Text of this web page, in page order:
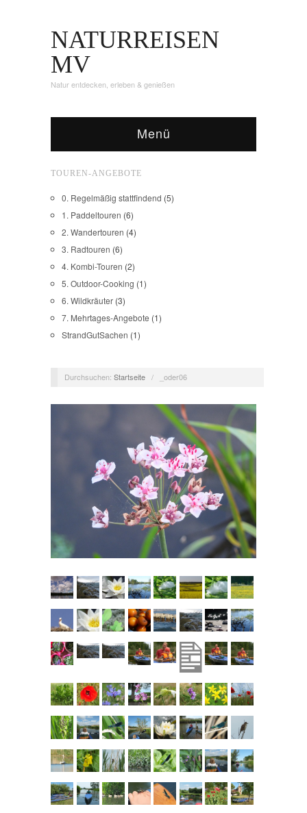
NATURREISEN
MV
Natur entdecken, erleben & genießen
Menü
TOUREN-ANGEBOTE
0. Regelmäßig stattfindend (5)
1. Paddeltouren (6)
2. Wandertouren (4)
3. Radtouren (6)
4. Kombi-Touren (2)
5. Outdoor-Cooking (1)
6. Wildkräuter (3)
7. Mehrtages-Angebote (1)
StrandGutSachen (1)
Durchsuchen: Startseite / _oder06